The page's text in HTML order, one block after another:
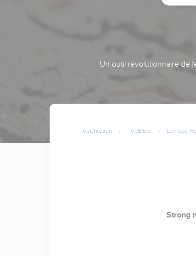
Un outil révolutionnaire de
TopChrétien TopBible Lexique
Strong